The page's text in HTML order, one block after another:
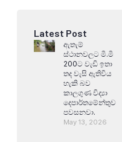
Latest Post
ඇතැම්
ස්ථානවලට මි.මි
200ට වැඩි ඉතා
තද වැසි ඇතිවිය
හැකි බව
කාලගුණ විද්‍යා
දෙපාර්තමේන්තුව
පවසනවා.
May 13, 2026